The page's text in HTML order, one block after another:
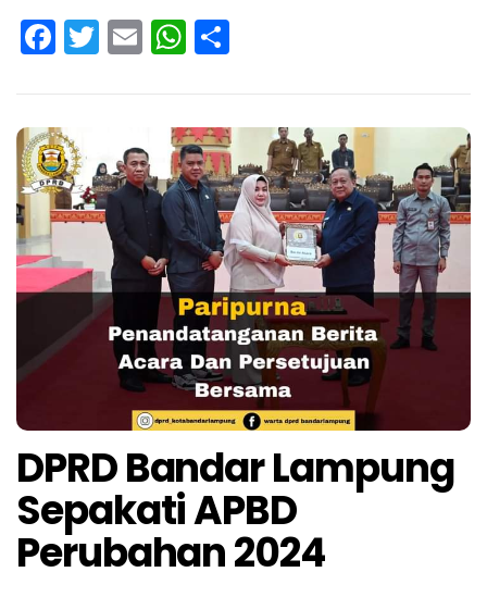
Facebook
Twitter
EmailWhatsApp
DPRD Bandar Lampung
Sepakati APBD
Perubahan 2024